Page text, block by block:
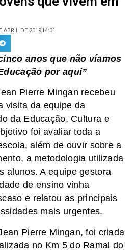
ABRIL DE 201914:31
anos que não víamos
por aqui”
Pierre Mingan recebeu
visita da equipe da
da Educação, Cultura e
foi avaliar toda a
além de ouvir sobre a
a metodologia utilizada
alunos. A equipe gestora
de ensino vinha
e relatou as principais
mais urgentes.
Pierre Mingan, foi criada
no Km 5 do Ramal do